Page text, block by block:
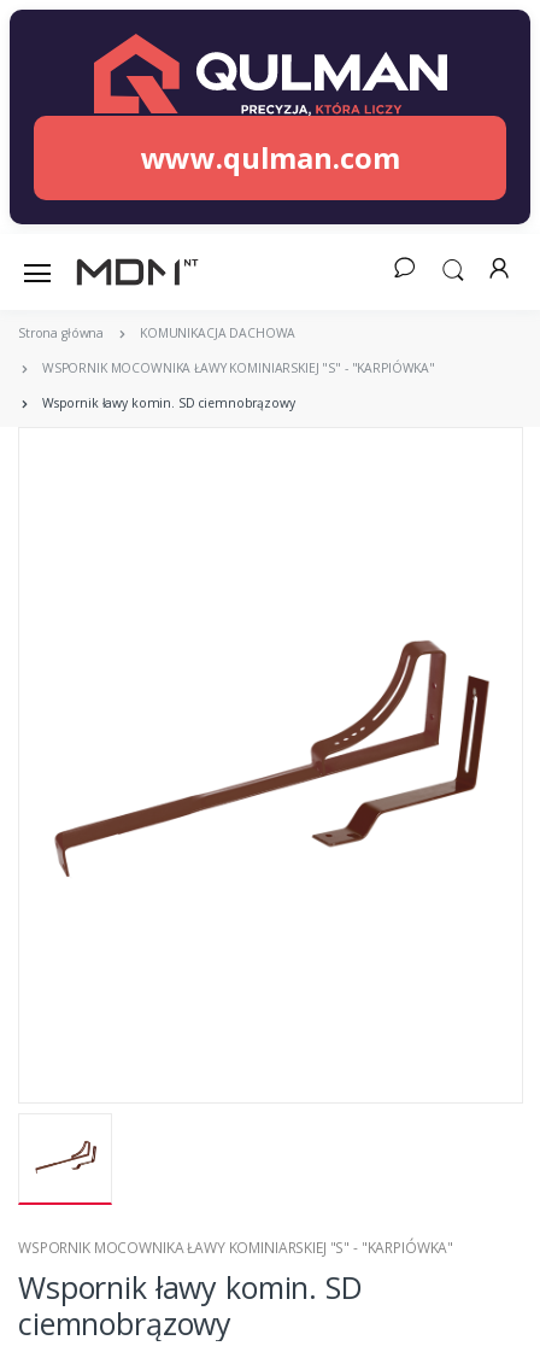
www.qulman.com
Strona główna KOMUNIKACJA DACHOWA
WSPORNIK MOCOWNIKA ŁAWY KOMINIARSKIEJ "S" - "KARPIÓWKA"
Wspornik ławy komin. SD ciemnobrązowy
WSPORNIK MOCOWNIKA ŁAWY KOMINIARSKIEJ "S" - "KARPIÓWKA"
Wspornik ławy komin. SD
ciemnobrązowy